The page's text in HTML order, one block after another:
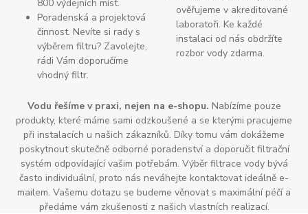
800 výdejních míst.
Poradenská a projektová
činnost. Nevíte si rady s
výběrem filtru? Zavolejte,
rádi Vám doporučíme
vhodný filtr.
ověřujeme v akreditované
laboratoři. Ke každé
instalaci od nás obdržíte
rozbor vody zdarma.
Vodu řešíme v praxi, nejen na e-shopu. Nabízíme pouze
produkty, které máme sami odzkoušené a se kterými pracujeme
při instalacích u našich zákazníků. Díky tomu vám dokážeme
poskytnout skutečně odborné poradenství a doporučit filtrační
systém odpovídající vašim potřebám. Výběr filtrace vody bývá
často individuální, proto nás neváhejte kontaktovat ideálně e-
mailem. Vašemu dotazu se budeme věnovat s maximální péčí a
předáme vám zkušenosti z našich vlastních realizací.